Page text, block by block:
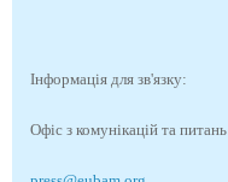
Інформація для зв'язку:
Офіс з комунікацій та